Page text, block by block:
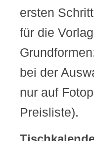
ersten
für die
bei der
nur auf
Preisliste).